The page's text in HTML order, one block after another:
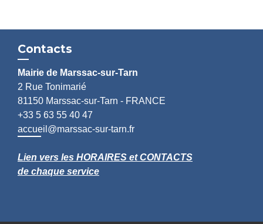
Contacts
Mairie de Marssac-sur-Tarn
2 Rue Tonimarié
81150 Marssac-sur-Tarn - FRANCE
+33 5 63 55 40 47
accueil@marssac-sur-tarn.fr
Lien vers les HORAIRES et CONTACTS
de chaque service